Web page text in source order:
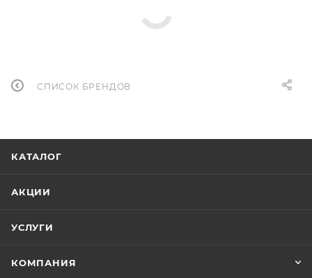
СПИСОК БРЕНДОВ
КАТАЛОГ
АКЦИИ
УСЛУГИ
КОМПАНИЯ